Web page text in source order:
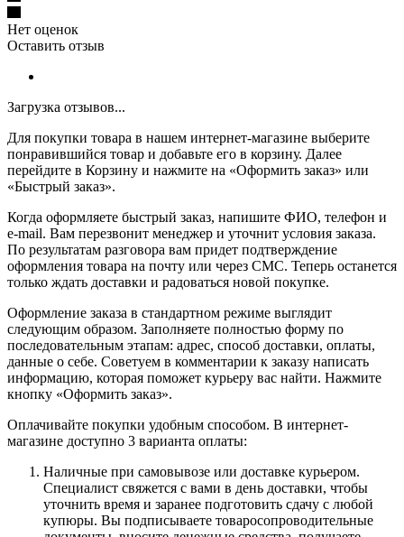
Нет оценок
Оставить отзыв
Загрузка отзывов...
Для покупки товара в нашем интернет-магазине выберите
понравившийся товар и добавьте его в корзину. Далее
перейдите в Корзину и нажмите на «Оформить заказ» или
«Быстрый заказ».
Когда оформляете быстрый заказ, напишите ФИО, телефон и
e-mail. Вам перезвонит менеджер и уточнит условия заказа.
По результатам разговора вам придет подтверждение
оформления товара на почту или через СМС. Теперь останется
только ждать доставки и радоваться новой покупке.
Оформление заказа в стандартном режиме выглядит
следующим образом. Заполняете полностью форму по
последовательным этапам: адрес, способ доставки, оплаты,
данные о себе. Советуем в комментарии к заказу написать
информацию, которая поможет курьеру вас найти. Нажмите
кнопку «Оформить заказ».
Оплачивайте покупки удобным способом. В интернет-
магазине доступно 3 варианта оплаты:
Наличные при самовывозе или доставке курьером.
Специалист свяжется с вами в день доставки, чтобы
уточнить время и заранее подготовить сдачу с любой
купюры. Вы подписываете товаросопроводительные